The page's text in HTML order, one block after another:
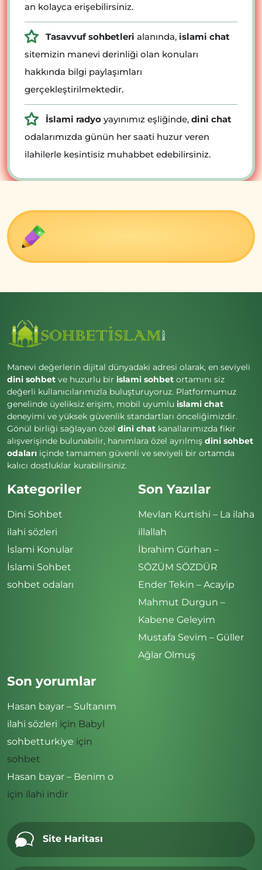
an kolayca erişebilirsiniz.
Tasavvuf sohbetleri alanında, islami chat
sitemizin manevi derinliği olan konuları
hakkında bilgi paylaşımları
gerçekleştirilmektedir.
İslami radyo yayınımız eşliğinde, dini chat
odalarımızda günün her saati huzur veren
ilahilerle kesintisiz muhabbet edebilirsiniz.
Manevi değerlerin dijital dünyadaki adresi olarak, en seviyeli
dini sohbet ve huzurlu bir islami sohbet ortamını siz
değerli kullanıcılarımızla buluşturuyoruz. Platformumuz
genelinde üyeliksiz erişim, mobil uyumlu islami chat
deneyimi ve yüksek güvenlik standartları önceliğimizdir.
Gönül birliği sağlayan özel dini chat kanallarımızda fikir
alışverişinde bulunabilir, hanımlara özel ayrılmış dini sohbet
odaları içinde tamamen güvenli ve seviyeli bir ortamda
kalıcı dostluklar kurabilirsiniz.
Kategoriler
Dini Sohbet
ilahi sözleri
İslami Konular
İslami Sohbet
sohbet odaları
Son Yazılar
Mevlan Kurtishi – La ilaha
illallah
İbrahim Gürhan –
SÖZÜM SÖZDÜR
Ender Tekin – Acayip
Mahmut Durgun –
Kabene Geleyim
Mustafa Sevim – Güller
Ağlar Olmuş
Son yorumlar
Hasan bayar – Sultanım
ilahi sözleri için Babyl
sohbetturkiye için
sohbet
Hasan bayar – Benim o
için ilahi indir
Site Haritası